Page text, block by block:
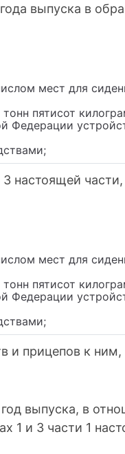
выпуска в
мест для
пятисот
Федерации
настоящей части,
мест для
пятисот
Федерации
и прицепов к ним,
выпуска, в
1 и 3 части 1